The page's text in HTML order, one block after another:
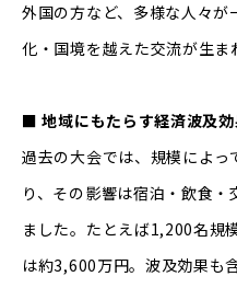
外国の方など、多様な人々
化・国境を越えた交流が生ま
■ 地域にもたらす経済波及
過去の大会では、規模によ
り、その影響は宿泊・飲食
ました。たとえば1,200名規
は約3,600万円。波及効果も